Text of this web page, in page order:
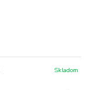
Skladom